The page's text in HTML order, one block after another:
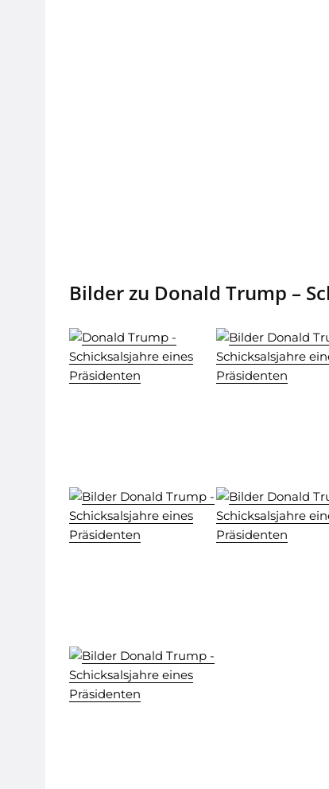
Bilder zu Donald Trump –